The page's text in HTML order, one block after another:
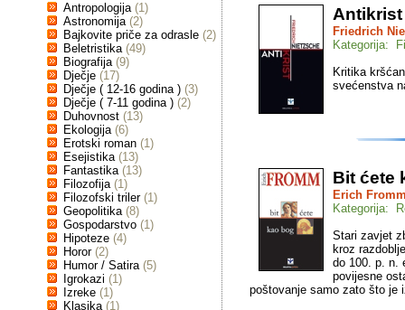
Antropologija (1)
Astronomija (2)
Bajkovite priče za odrasle (2)
Beletristika (49)
Biografija (9)
Dječje (17)
Dječje ( 12-16 godina ) (3)
Dječje ( 7-11 godina ) (2)
Duhovnost (13)
Ekologija (6)
Erotski roman (1)
Esejistika (13)
Fantastika (13)
Filozofija (1)
Filozofski triler (1)
Geopolitika (8)
Gospodarstvo (1)
Hipoteze (4)
Horor (2)
Humor / Satira (5)
Igrokazi (1)
Izreke (1)
Klasika (1)
Antikrist
Friedrich
Kategorija:
Kritika
svećenstva
Bit ćete
Erich
Kategorija:
Stari zavjet
kroz
do 100. p. n.
povijesne
poštovanje samo zato što je